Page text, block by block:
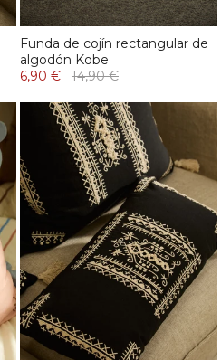
Funda de cojín rectangular de
algodón Kobe
6,90 €
14,90 €